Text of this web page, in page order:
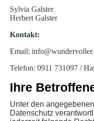
Sylvia Galster
Herbert Galster
Kontakt:
Email:
Telefon: 0911 731097 /
Ihre
Unter den
Datenschutz